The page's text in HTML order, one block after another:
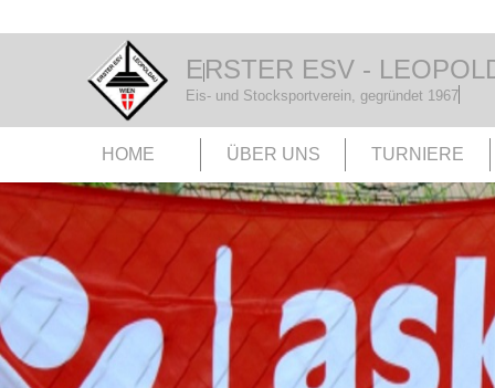
ERSTER ESV -
Eis- und Stocksportverein, gegründet 1967
HOME ÜBER UNS TURNIERE